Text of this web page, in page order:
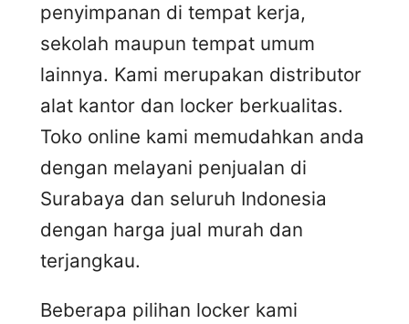
penyimpanan di tempat kerja,
sekolah maupun tempat umum
lainnya. Kami merupakan distributor
alat kantor dan locker berkualitas.
Toko online kami memudahkan anda
dengan melayani penjualan di
Surabaya dan seluruh Indonesia
dengan harga jual murah dan
terjangkau.
Beberapa pilihan locker kami